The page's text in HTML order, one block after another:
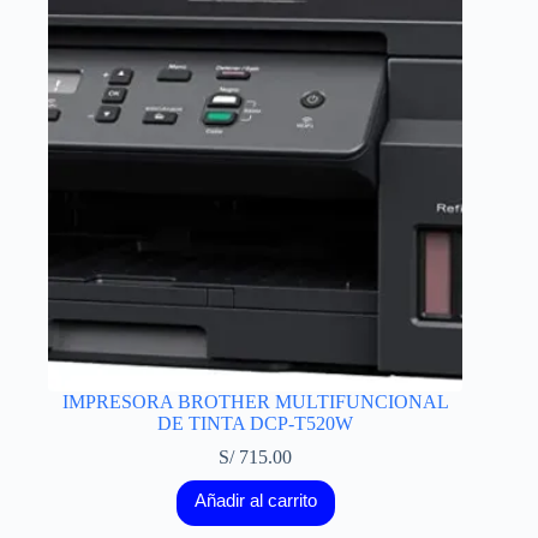
IMPRESORA BROTHER MULTIFUNCIONAL
DE TINTA DCP-T520W
S/715.00
Añadir al carrito